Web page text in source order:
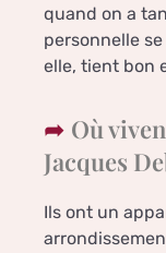
quand on a
personnelle
elle, tient bon
Où
Jacques
Ils ont un